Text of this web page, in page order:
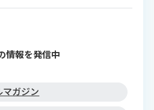
情報を発信中
マガジン